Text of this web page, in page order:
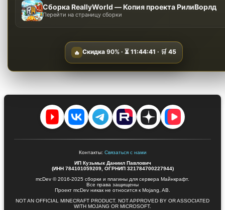
Сборка ReallyWorld — Копия проекта РилиВорлд
Перейти на страницу сборки
🔥 Скидка 90%· ⏳ 11:44:40 · 🛒45
Контакты: Связаться с нами
ИП Кузьмык Даниил Павлович
(ИНН 784101059209, ОГРНИП 321784700227944)
mcDev © 2016-2025 сборки и плагины для сервера Майнкрафт.
Все права защищены
Проект mcDev никак не относится к Mojang, AB.
NOT AN OFFICIAL MINECRAFT PRODUCT. NOT APPROVED BY OR ASSOCIATED
WITH MOJANG OR MICROSOFT.